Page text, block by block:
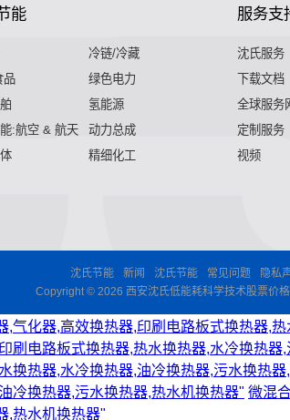
能
冷链/冷藏
品
绿色电力
氢能源
:航空 & 航天
动力总成
精细化工
服务支
沈氏服务
下载文档
全球服务
定制服务
视频
沈氏节能 新闻 沈氏节能 常见问题 隐私
Copyright © 2026 西安沈氏低能耗科学技术股票价
气化器,高效换热器,印刷电路板式换热器,
刷电路板式换热器,热水换热器,水冷换热
换热器,水冷换热器,油冷换热器,污水换热
冷换热器,污水换热器,热水机换热器" 微混
,热水机换热器"